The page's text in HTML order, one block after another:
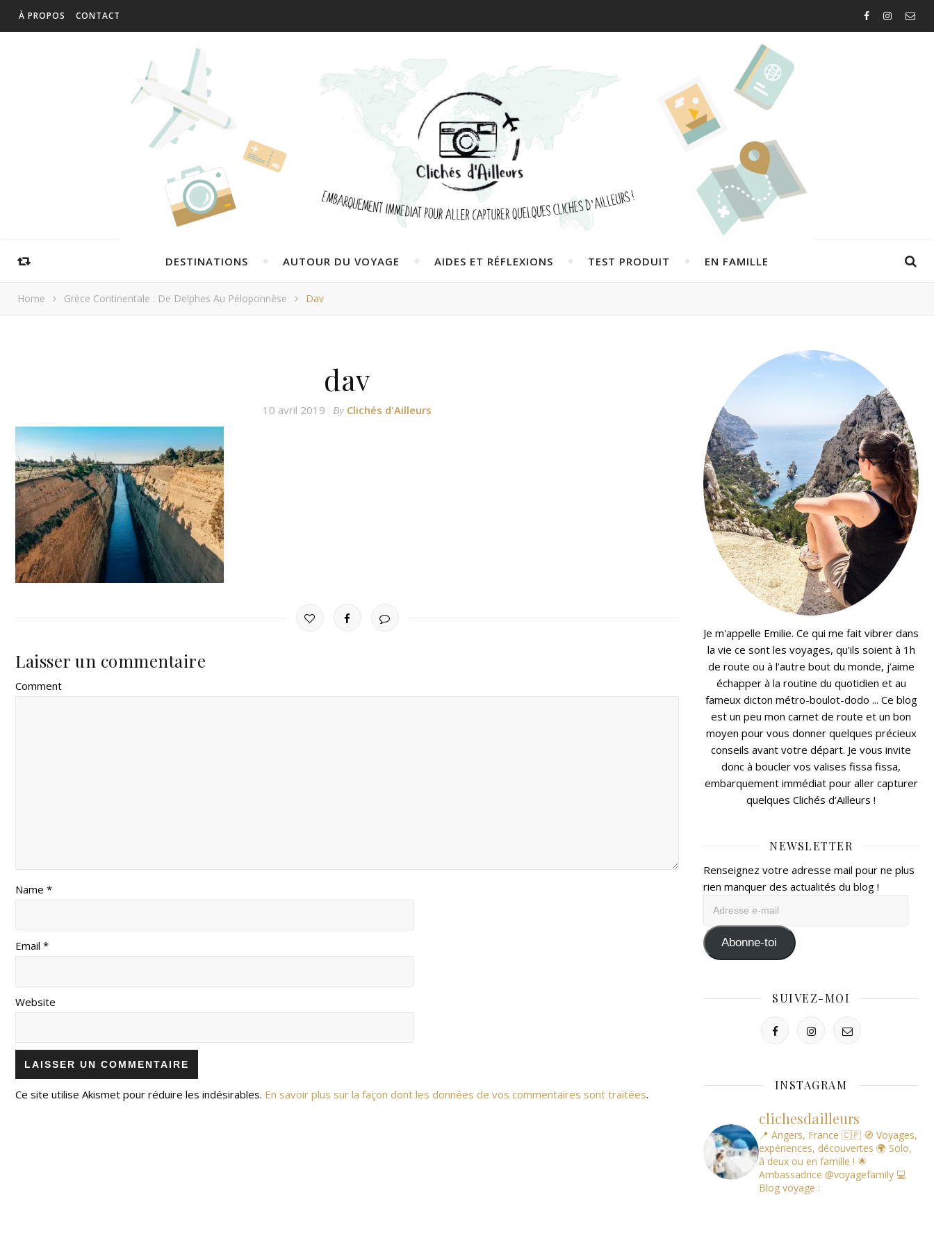
À PROPOS CONTACT
DESTINATIONS AUTOUR DU VOYAGE AIDES ET RÉFLEXIONS TEST PRODUIT EN FAMILLE
Home Grèce Continentale : De Delphes Au Péloponnèse Dav
dav
10 avril 2019 By Clichés d'Ailleurs
Laisser un commentaire
Comment
Name *
Email *
Website
Ce site utilise Akismet pour réduire les indésirables. En savoir plus sur la façon dont les données de vos commentaires sont traitées.
Je m'appelle Emilie. Ce qui me fait vibrer dans
la vie ce sont les voyages, qu’ils soient à 1h
de route ou à l’autre bout du monde, j’aime
échapper à la routine du quotidien et au
fameux dicton métro-boulot-dodo ... Ce blog
est un peu mon carnet de route et un bon
moyen pour vous donner quelques précieux
conseils avant votre départ. Je vous invite
donc à boucler vos valises fissa fissa,
embarquement immédiat pour aller capturer
quelques Clichés d’Ailleurs !
NEWSLETTER
Renseignez votre adresse mail pour ne plus
rien manquer des actualités du blog !
mail Abonne-toi
SUIVEZ-MOI
INSTAGRAM
clichesdailleurs
📍 Angers, France 🇨🇵 🧭 Voyages,
expériences, découvertes 🌍 Solo,
à deux ou en famille ! 🌟
Ambassadrice @voyagefamily 💻
Blog voyage :